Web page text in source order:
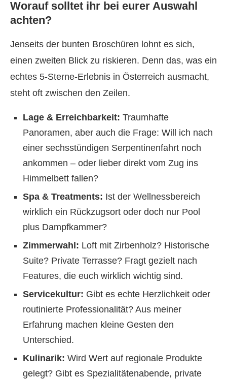
Worauf solltet ihr bei eurer Auswahl
achten?
Jenseits der bunten Broschüren lohnt es sich,
einen zweiten Blick zu riskieren. Denn das, was ein
echtes 5-Sterne-Erlebnis in Österreich ausmacht,
steht oft zwischen den Zeilen.
Lage & Erreichbarkeit: Traumhafte
Panoramen, aber auch die Frage: Will ich nach
einer sechsstündigen Serpentinenfahrt noch
ankommen – oder lieber direkt vom Zug ins
Himmelbett fallen?
Spa & Treatments: Ist der Wellnessbereich
wirklich ein Rückzugsort oder doch nur Pool
plus Dampfkammer?
Zimmerwahl: Loft mit Zirbenholz? Historische
Suite? Private Terrasse? Fragt gezielt nach
Features, die euch wirklich wichtig sind.
Servicekultur: Gibt es echte Herzlichkeit oder
routinierte Professionalität? Aus meiner
Erfahrung machen kleine Gesten den
Unterschied.
Kulinarik: Wird Wert auf regionale Produkte
gelegt? Gibt es Spezialitätenabende, private